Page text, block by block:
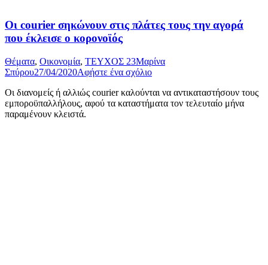
Οι courier σηκώνουν στις πλάτες τους την αγορά
που έκλεισε ο κορονοϊός
Θέματα, Οικονομία, ΤΕΥΧΟΣ 23Μαρίνα
Σπύρου27/04/2020Αφήστε ένα σχόλιο
Οι διανομείς ή αλλιώς courier καλούνται να αντικαταστήσουν τους
εμποροϋπαλλήλους, αφού τα καταστήματα τον τελευταίο μήνα
παραμένουν κλειστά.